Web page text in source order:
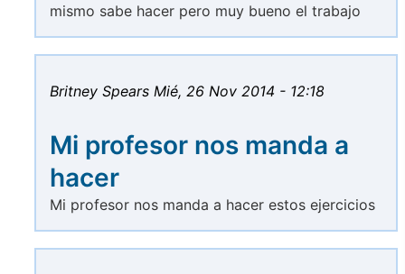
mismo sabe hacer pero muy bueno el trabajo
Britney Spears Mié, 26 Nov 2014 - 12:18
Mi profesor nos manda a
hacer
Mi profesor nos manda a hacer estos ejercicios